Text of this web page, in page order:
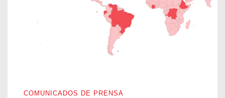
COMUNICADOS DE PRENSA